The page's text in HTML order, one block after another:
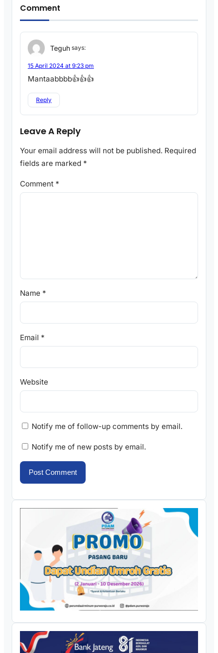
Comment
Teguh says:
15 April 2024 at 9:23 pm
Mantaabbbb👍👍👍
Reply
Leave A Reply
Your email address will not be published. Required
fields are marked *
Comment *
Name *
Email *
Website
Notify me of follow-up comments by email.
Notify me of new posts by email.